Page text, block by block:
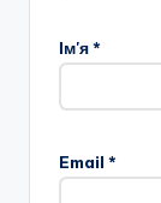
Ім'я*
Email *